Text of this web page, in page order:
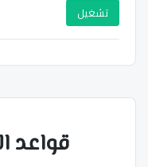
تشغيل
قواعد